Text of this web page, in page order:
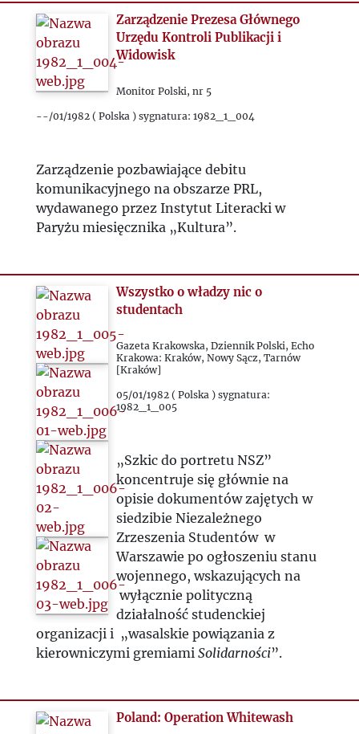
Zarządzenie Prezesa Głównego
Urzędu Kontroli Publikacji i
Widowisk
Monitor Polski, nr 5
--/01/1982 ( Polska ) sygnatura: 1982_1_004
Zarządzenie pozbawiające debitu
komunikacyjnego na obszarze PRL,
wydawanego przez Instytut Literacki w
Paryżu miesięcznika „Kultura”.
Wszystko o władzy nic o
studentach
Gazeta Krakowska, Dziennik Polski, Echo
Krakowa: Kraków, Nowy Sącz, Tarnów
[Kraków]
05/01/1982 ( Polska ) sygnatura:
1982_1_005
„Szkic do portretu NSZ”
koncentruje się głównie na
opisie dokumentów zajętych w
siedzibie Niezależnego
Zrzeszenia Studentów w
Warszawie po ogłoszeniu stanu
wojennego, wskazujących na
wyłącznie polityczną
działalność studenckiej
organizacji i „wasalskie powiązania z
kierowniczymi gremiami Solidarności”.
Poland: Operation Whitewash